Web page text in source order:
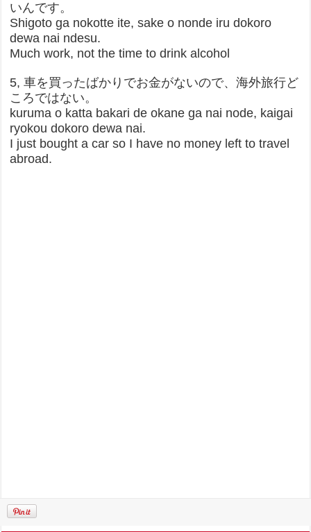
いんです。
Shigoto ga nokotte ite, sake o nonde iru dokoro
dewa nai ndesu.
Much work, not the time to drink alcohol
5, 車を買ったばかりでお金がないので、海外旅行ど
ころではない。
kuruma o katta bakari de okane ga nai node, kaigai
ryokou dokoro dewa nai.
I just bought a car so I have no money left to travel
abroad.